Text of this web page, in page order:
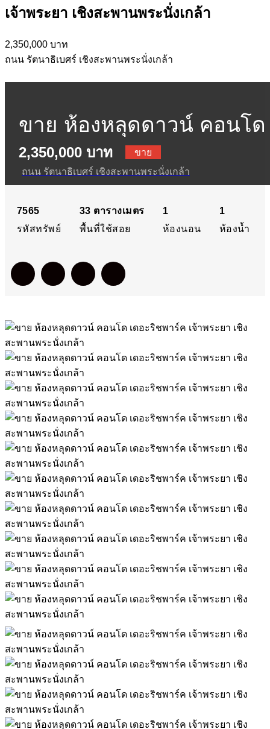
เจ้าพระยา เชิงสะพานพระนั่งเกล้า
2,350,000 บาท
ถนน รัตนาธิเบศร์ เชิงสะพานพระนั่งเกล้า
ขาย ห้องหลุดดาวน์ คอนโด
เดอะริชพาร์ค เจ้าพระยา เ
สะพานพระนั่งเกล้า
2,350,000 บาท
ขาย
ถนน รัตนาธิเบศร์ เชิงสะพานพระนั่งเกล้า
7565
รหัสทรัพย์
33 ตารางเมตร
พื้นที่ใช้สอย
1
ห้องนอน
1
ห้องน้ำ